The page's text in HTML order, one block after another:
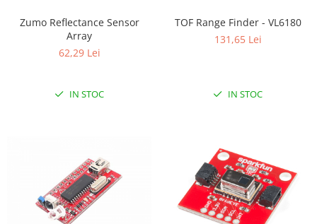
Releu
Breadboard
Cabluri
Zumo Reflectance Sensor
Array
62,29 Lei
IN STOC
TOF Range Finder - VL6180
131,65 Lei
IN STOC